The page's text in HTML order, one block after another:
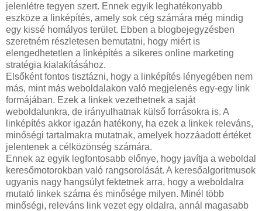
jelenlétre tegyen szert. Ennek egyik leghatékonyabb
eszköze a linképítés, amely sok cég számára még mindig
egy kissé homályos terület. Ebben a blogbejegyzésben
szeretném részletesen bemutatni, hogy miért is
elengedhetetlen a linképítés a sikeres online marketing
stratégia kialakításához.
Elsőként fontos tisztázni, hogy a linképítés lényegében nem
más, mint más weboldalakon való megjelenés egy-egy link
formájában. Ezek a linkek vezethetnek a saját
weboldalunkra, de irányulhatnak külső forrásokra is. A
linképítés akkor igazán hatékony, ha ezek a linkek releváns,
minőségi tartalmakra mutatnak, amelyek hozzáadott értéket
jelentenek a célközönség számára.
Ennek az egyik legfontosabb előnye, hogy javítja a weboldal
keresőmotorokban való rangsorolását. A keresőalgoritmusok
ugyanis nagy hangsúlyt fektetnek arra, hogy a weboldalra
mutató linkek száma és minősége milyen. Minél több
minőségi, releváns link vezet egy oldalra, annál magasabb